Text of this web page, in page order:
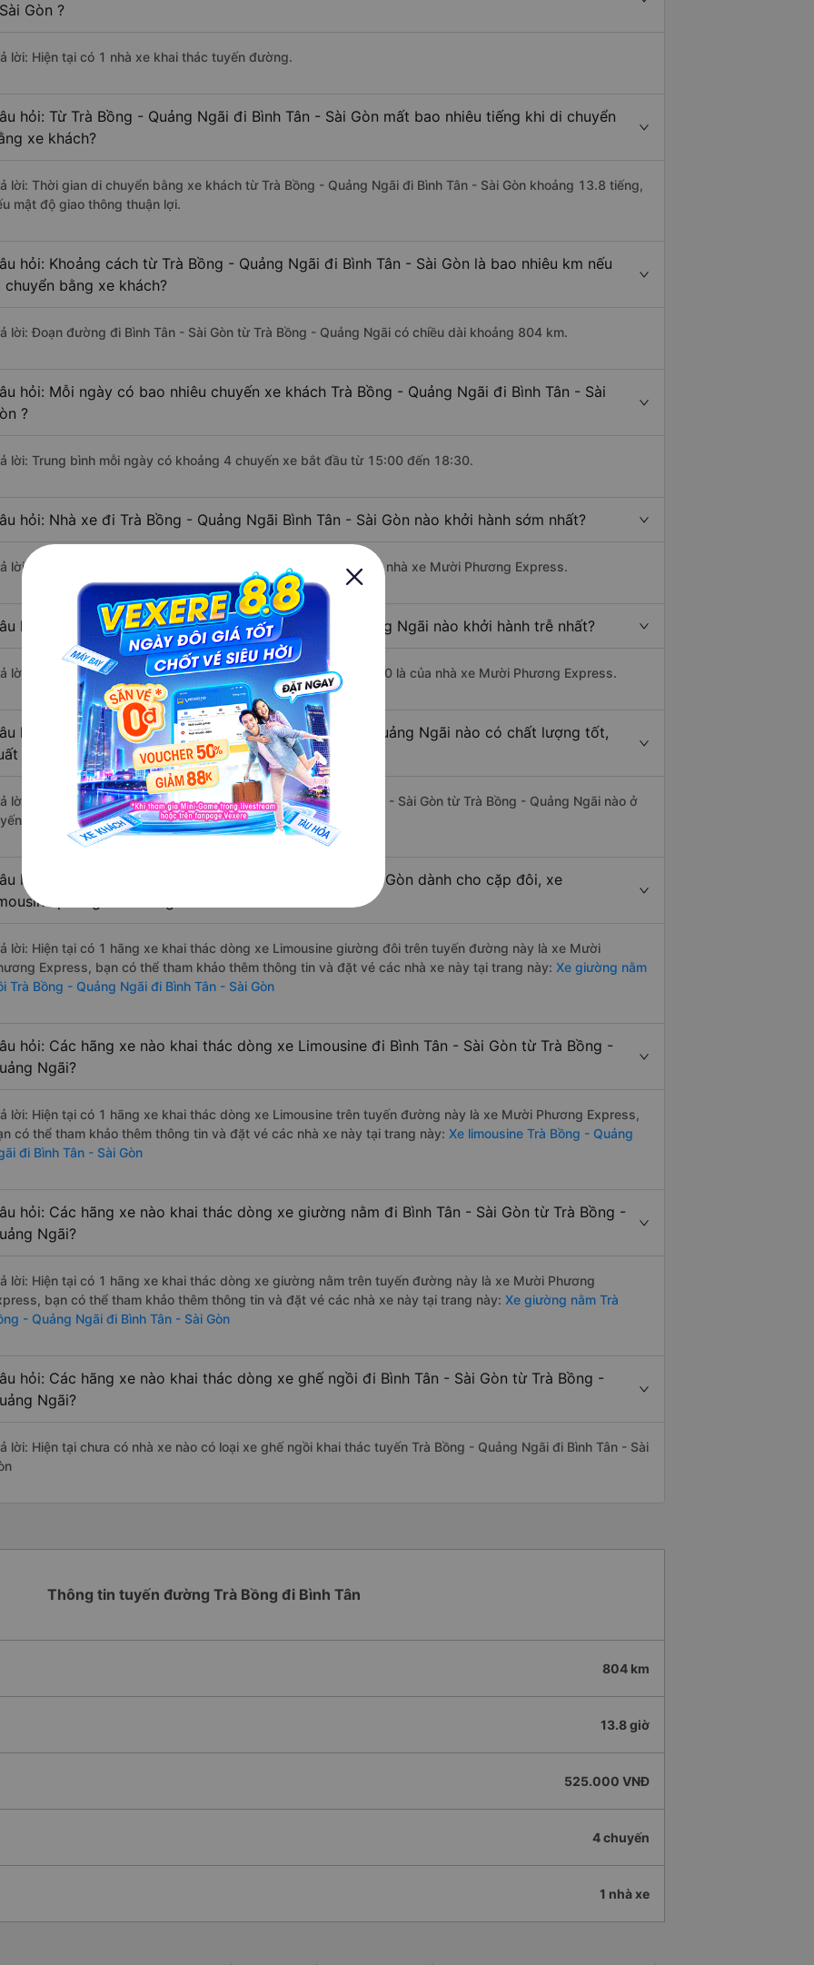
Gòn ?
lời: Hiện tại có 1 nhà xe khai thác tuyến đường.
hỏi: Từ Trà Bồng - Quảng Ngãi đi Bình Tân - Sài Gòn mất bao nhiêu tiếng khi di chuyển
xe khách?
lời: Thời gian di chuyển bằng xe khách từ Trà Bồng - Quảng Ngãi đi Bình Tân - Sài Gòn khoảng 13.8 tiếng,
mật độ giao thông thuận lợi.
hỏi: Khoảng cách từ Trà Bồng - Quảng Ngãi đi Bình Tân - Sài Gòn là bao nhiêu km nếu
chuyển bằng xe khách?
lời: Đoạn đường đi Bình Tân - Sài Gòn từ Trà Bồng - Quảng Ngãi có chiều dài khoảng 804 km.
hỏi: Mỗi ngày có bao nhiêu chuyến xe khách Trà Bồng - Quảng Ngãi đi Bình Tân - Sài
?
lời: Trung bình mỗi ngày có khoảng 4 chuyến xe bắt đầu từ 15:00 đến 18:30.
hỏi: Nhà xe đi Trà Bồng - Quảng Ngãi Bình Tân - Sài Gòn nào khởi hành sớm nhất?
lời: Chuyến xe có giờ xuất phát sớm nhất vào lúc 15:00 là của nhà xe Mười Phương Express.
hỏi: Nhà xe đi Bình Tân - Sài Gòn từ Trà Bồng - Quảng Ngãi nào khởi hành trễ nhất?
lời: Chuyến xe có giờ xuất phát trễ (muộn) nhất là vào lúc 18:30 là của nhà xe Mười Phương Express.
hỏi: Review xe đi Bình Tân - Sài Gòn từ Trà Bồng - Quảng Ngãi nào có chất lượng tốt,
sắc, cao cấp nhất?
lời: Tạm thời chưa đủ review để đánh giá có nhà xe đi Bình Tân - Sài Gòn từ Trà Bồng - Quảng Ngãi nào ở
đường này có chất lượng xuất sắc.
hỏi: Có loại xe Trà Bồng - Quảng Ngãi Bình Tân - Sài Gòn dành cho cặp đôi, xe
phòng đôi không?
lời: Hiện tại có 1 hãng xe khai thác dòng xe Limousine giường đôi trên tuyến đường này là xe Mười
Express, bạn có thể tham khảo thêm thông tin và đặt vé các nhà xe này tại trang này: Xe giường nằm
Trà Bồng - Quảng Ngãi đi Bình Tân - Sài Gòn
hỏi: Các hãng xe nào khai thác dòng xe Limousine đi Bình Tân - Sài Gòn từ Trà Bồng -
Ngãi?
lời: Hiện tại có 1 hãng xe khai thác dòng xe Limousine trên tuyến đường này là xe Mười Phương Express,
có thể tham khảo thêm thông tin và đặt vé các nhà xe này tại trang này: Xe limousine Trà Bồng - Quảng
đi Bình Tân - Sài Gòn
hỏi: Các hãng xe nào khai thác dòng xe giường nằm đi Bình Tân - Sài Gòn từ Trà Bồng -
Ngãi?
lời: Hiện tại có 1 hãng xe khai thác dòng xe giường nằm trên tuyến đường này là xe Mười Phương
bạn có thể tham khảo thêm thông tin và đặt vé các nhà xe này tại trang này: Xe giường nằm Trà
- Quảng Ngãi đi Bình Tân - Sài Gòn
hỏi: Các hãng xe nào khai thác dòng xe ghế ngồi đi Bình Tân - Sài Gòn từ Trà Bồng -
Ngãi?
lời: Hiện tại chưa có nhà xe nào có loại xe ghế ngồi khai thác tuyến Trà Bồng - Quảng Ngãi đi Bình Tân - Sài
Thông tin tuyến đường Trà Bồng đi Bình Tân
804 km
13.8 giờ
525.000 VNĐ
4 chuyến
1 nhà xe